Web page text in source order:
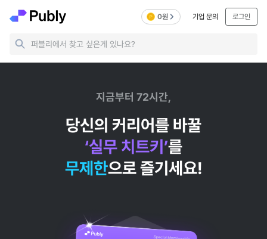
0원 기업 문의 로그인
퍼블리에서 찾고 싶은게 있나요?
지금부터 72시간,
당신의 커리어를 바꿀
‘실무 치트키’를
무제한으로 즐기세요!